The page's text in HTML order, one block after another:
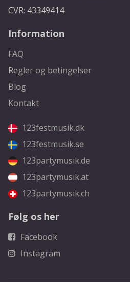
CVR: 43349414
Information
FAQ
Regler og betingelser
Blog
Kontakt
123festmusik.dk
123festmusik.se
123partymusik.de
123partymusik.at
123partymusik.ch
Følg os her
Facebook
Instagram